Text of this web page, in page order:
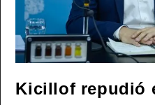
Caso
YPF:
«Cristina
Y
Axel
Tuvieron
Kicillof repudió